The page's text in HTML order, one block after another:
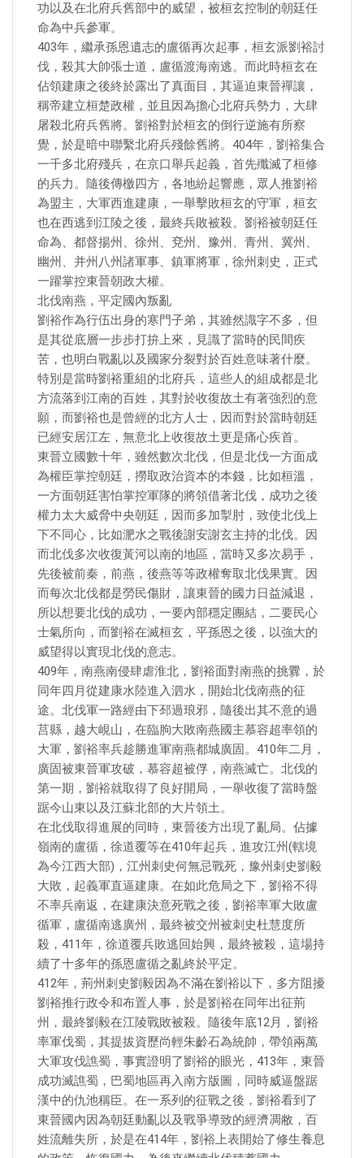
功以及在北府兵舊部中的威望，被桓玄控制的朝廷任
命為中兵參軍。
403年，繼承孫恩遺志的盧循再次起事，桓玄派劉裕討
伐，殺其大帥張士道，盧循渡海南逃。而此時桓玄在
佔領建康之後終於露出了真面目，其逼迫東晉禪讓，
稱帝建立桓楚政權，並且因為擔心北府兵勢力，大肆
屠殺北府兵舊將。劉裕對於桓玄的倒行逆施有所察
覺，於是暗中聯繫北府兵殘餘舊將。404年，劉裕集合
一千多北府殘兵，在京口舉兵起義，首先殲滅了桓修
的兵力。隨後傳檄四方，各地紛起響應，眾人推劉裕
為盟主，大軍西進建康，一舉擊敗桓玄的守軍，桓玄
也在西逃到江陵之後，最終兵敗被殺。劉裕被朝廷任
命為、都督揚州、徐州、兗州、豫州、青州、冀州、
幽州、并州八州諸軍事、鎮軍將軍，徐州刺史，正式
一躍掌控東晉朝政大權。
北伐南燕，平定國內叛亂
劉裕作為行伍出身的寒門子弟，其雖然識字不多，但
是其從底層一步步打拚上來，見識了當時的民間疾
苦，也明白戰亂以及國家分裂對於百姓意味著什麼。
特別是當時劉裕重組的北府兵，這些人的組成都是北
方流落到江南的百姓，其對於收復故土有著強烈的意
願，而劉裕也是曾經的北方人士，因而對於當時朝廷
已經安居江左，無意北上收復故土更是痛心疾首。
東晉立國數十年，雖然數次北伐，但是北伐一方面成
為權臣掌控朝廷，撈取政治資本的本錢，比如桓溫，
一方面朝廷害怕掌控軍隊的將領借著北伐，成功之後
權力太大威脅中央朝廷，因而多加掣肘，致使北伐上
下不同心，比如淝水之戰後謝安謝玄主持的北伐。因
而北伐多次收復黃河以南的地區，當時又多次易手，
先後被前秦，前燕，後燕等等政權奪取北伐果實。因
而每次北伐都是勞民傷財，讓東晉的國力日益減退，
所以想要北伐的成功，一要內部穩定團結，二要民心
士氣所向，而劉裕在滅桓玄，平孫恩之後，以強大的
威望得以實現北伐的意志。
409年，南燕南侵肆虐淮北，劉裕面對南燕的挑釁，於
同年四月從建康水陸進入泗水，開始北伐南燕的征
途。北伐軍一路經由下邳過琅邪，隨後出其不意的過
莒縣，越大峴山，在臨朐大敗南燕國主慕容超率領的
大軍，劉裕率兵趁勝進軍南燕都城廣固。410年二月，
廣固被東晉軍攻破，慕容超被俘，南燕滅亡。北伐的
第一期，劉裕就取得了良好開局，一舉收復了當時盤
踞今山東以及江蘇北部的大片領土。
在北伐取得進展的同時，東晉後方出現了亂局。佔據
嶺南的盧循，徐道覆等在410年起兵，進攻江州(轄境
為今江西大部)，江州刺史何無忌戰死，豫州刺史劉毅
大敗，起義軍直逼建康。在如此危局之下，劉裕不得
不率兵南返，在建康決意死戰之後，劉裕率軍大敗盧
循軍，盧循南逃廣州，最終被交州被刺史杜慧度所
殺，411年，徐道覆兵敗逃回始興，最終被殺，這場持
續了十多年的孫恩盧循之亂終於平定。
412年，荊州刺史劉毅因為不滿在劉裕以下，多方阻擾
劉裕推行政令和布置人事，於是劉裕在同年出征荊
州，最終劉毅在江陵戰敗被殺。隨後年底12月，劉裕
率軍伐蜀，其提拔資歷尚輕朱齡石為統帥，帶領兩萬
大軍攻伐譙蜀，事實證明了劉裕的眼光，413年，東晉
成功滅譙蜀，巴蜀地區再入南方版圖，同時威逼盤踞
漢中的仇池稱臣。在一系列的征戰之後，劉裕看到了
東晉國內因為朝廷動亂以及戰爭導致的經濟凋敝，百
姓流離失所，於是在414年，劉裕上表開始了修生養息